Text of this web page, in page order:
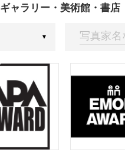
ギャラリー・美術館・書店
▼